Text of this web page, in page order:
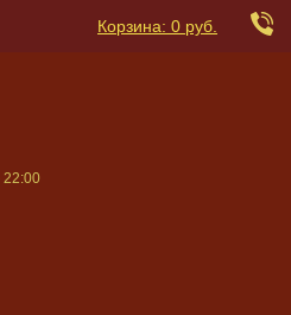
Корзина: 0 руб.
22:00